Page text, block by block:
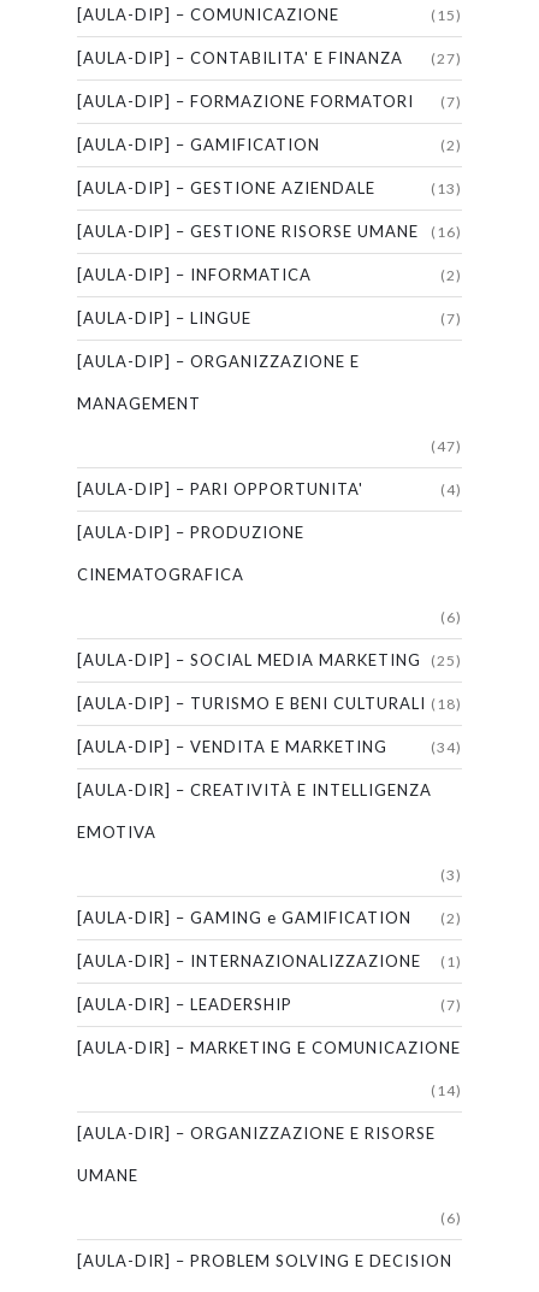
[AULA-DIP] – COMUNICAZIONE (15)
[AULA-DIP] – CONTABILITA' E FINANZA (27)
[AULA-DIP] – FORMAZIONE FORMATORI (7)
[AULA-DIP] – GAMIFICATION (2)
[AULA-DIP] – GESTIONE AZIENDALE (13)
[AULA-DIP] – GESTIONE RISORSE UMANE (16)
[AULA-DIP] – INFORMATICA (2)
[AULA-DIP] – LINGUE (7)
[AULA-DIP] – ORGANIZZAZIONE E
MANAGEMENT
(47)
[AULA-DIP] – PARI OPPORTUNITA' (4)
[AULA-DIP] – PRODUZIONE
CINEMATOGRAFICA
(6)
[AULA-DIP] – SOCIAL MEDIA MARKETING (25)
[AULA-DIP] – TURISMO E BENI CULTURALI (18)
[AULA-DIP] – VENDITA E MARKETING (34)
[AULA-DIR] – CREATIVITÀ E INTELLIGENZA
EMOTIVA
(3)
[AULA-DIR] – GAMING e GAMIFICATION (2)
[AULA-DIR] – INTERNAZIONALIZZAZIONE (1)
[AULA-DIR] – LEADERSHIP (7)
[AULA-DIR] – MARKETING E COMUNICAZIONE
(14)
[AULA-DIR] – ORGANIZZAZIONE E RISORSE
UMANE
(6)
[AULA-DIR] – PROBLEM SOLVING E DECISION